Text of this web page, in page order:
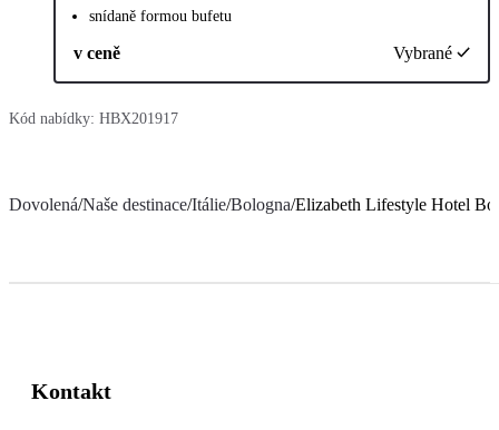
snídaně formou bufetu
v ceně Vybrané
Kód nabídky: HBX201917
Dovolená/Naše destinace/Itálie/Bologna/Elizabeth Lifestyle Hotel
Kontakt